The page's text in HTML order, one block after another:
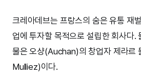
크레아데브는 프랑스의 숨은 유통 재
업에 투자할 목적으로 설립한 회사다.
물은 오샹(Auchan)의 창업자 제라르
Mulliez)이다.